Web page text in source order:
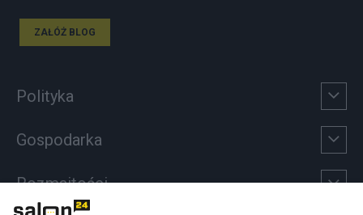
ZAŁÓŻ BLOG
Polityka
Gospodarka
Rozmaitości